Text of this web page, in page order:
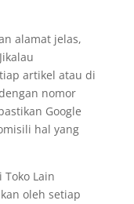
alamat jelas,
artikel atau di
nomor
Google
hal yang
Lain
oleh setiap